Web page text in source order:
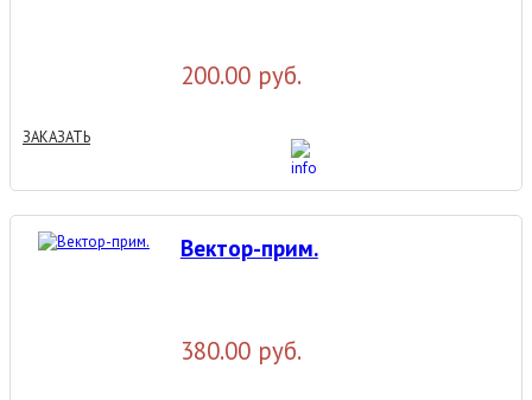
200.00 руб.
ЗАКАЗАТЬ
Вектор-прим.
380.00 руб.